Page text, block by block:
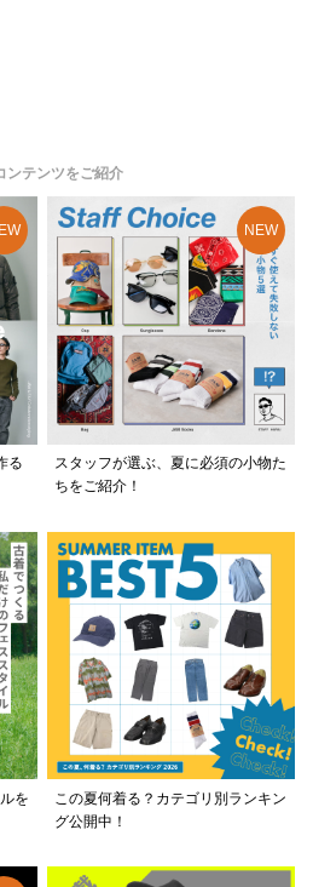
ンテンツをご紹介
る
スタッフが選ぶ、夏に必須の小物た
ちをご紹介！
を
この夏何着る？カテゴリ別ランキン
グ公開中！